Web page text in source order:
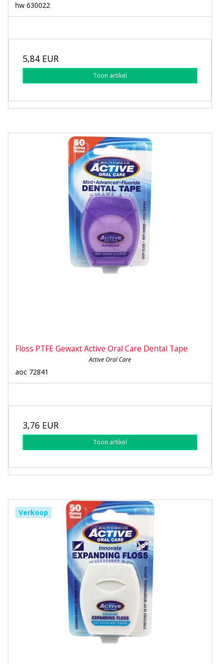
hw 630022
5,84 EUR
Toon artikel
Floss PTFE Gewaxt Active Oral Care Dental Tape
Active Oral Care
aoc 72841
3,76 EUR
Toon artikel
Verkoop